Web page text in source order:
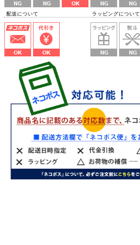
配送について ラッピングについて